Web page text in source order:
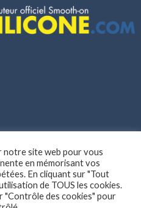
notre site web pour vous
en mémorisant vos
En cliquant sur "Tout
de TOUS les cookies.
"Contrôle des cookies" pour